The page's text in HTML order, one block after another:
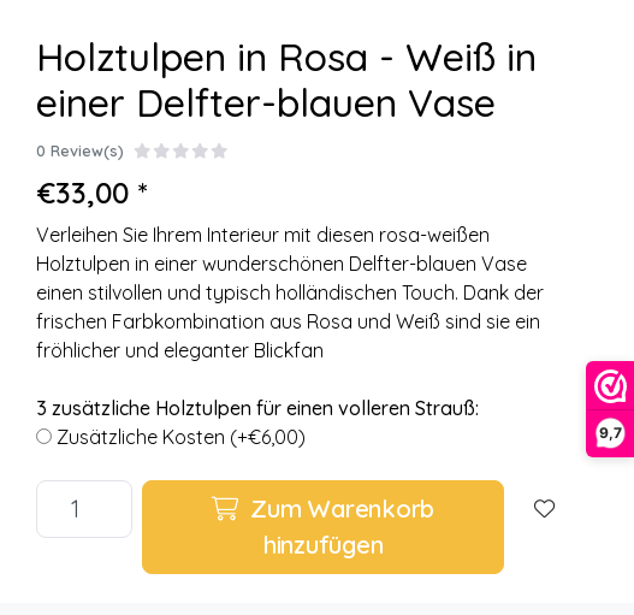
9,7
Holztulpen in Rosa - Weiß in
einer Delfter-blauen Vase
0 Review(s)
€33,00 *
Verleihen Sie Ihrem Interieur mit diesen rosa-weißen
Holztulpen in einer wunderschönen Delfter-blauen Vase
einen stilvollen und typisch holländischen Touch. Dank der
frischen Farbkombination aus Rosa und Weiß sind sie ein
fröhlicher und eleganter Blickfan
3 zusätzliche Holztulpen für einen volleren Strauß:
Zusätzliche Kosten (+€6,00)
Zum Warenkorb
hinzufügen